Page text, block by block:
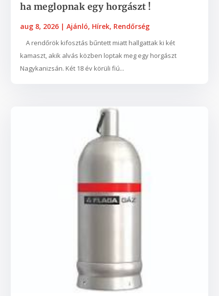
ha meglopnak egy horgászt !
aug 8, 2026 |Ajánló, Hírek, Rendőrség
A rendőrök kifosztás bűntett miatt hallgattak ki két
kamaszt, akik alvás közben loptak meg egy horgászt
Nagykanizsán. Két 18 év körüli fiú...